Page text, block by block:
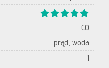
CO
prąd, woda
1